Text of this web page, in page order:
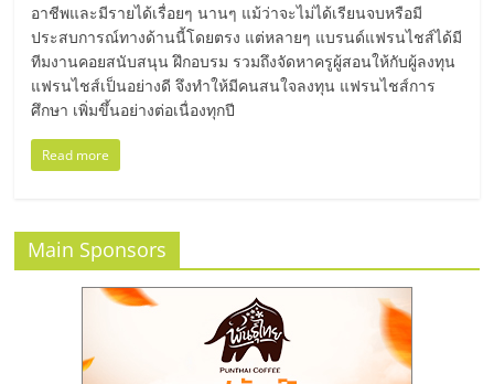
แห่ง
ประเทศไทย,
ThaiSMEsCenter,
รวม
ธุรกิจ
ไทย,
SMEs,
อาชีพและมีรายได้เรื่อยๆ นานๆ แม้ว่าจะไม่ได้เรียนจบหรือมี
ประสบการณ์ทางด้านนี้โดยตรง แต่หลายๆ แบรนด์แฟรนไชส์ได้มี
ทีมงานคอยสนับสนุน ฝึกอบรม รวมถึงจัดหาครูผู้สอนให้กับผู้ลงทุน
แฟรนไชส์เป็นอย่างดี จึงทำให้มีคนสนใจลงทุน แฟรนไชส์การ
ศึกษา เพิ่มขึ้นอย่างต่อเนื่องทุกปี
Read more
Main Sponsors